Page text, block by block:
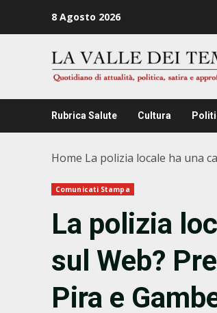
8 Agosto 2026
Rubrica Salute Cultura
Home La polizia locale ha una
Comunicati Stampa
La polizia
sul Web?
Pira e